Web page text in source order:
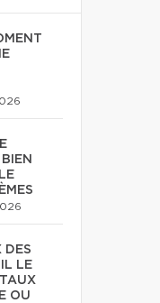
DES
LE
OU